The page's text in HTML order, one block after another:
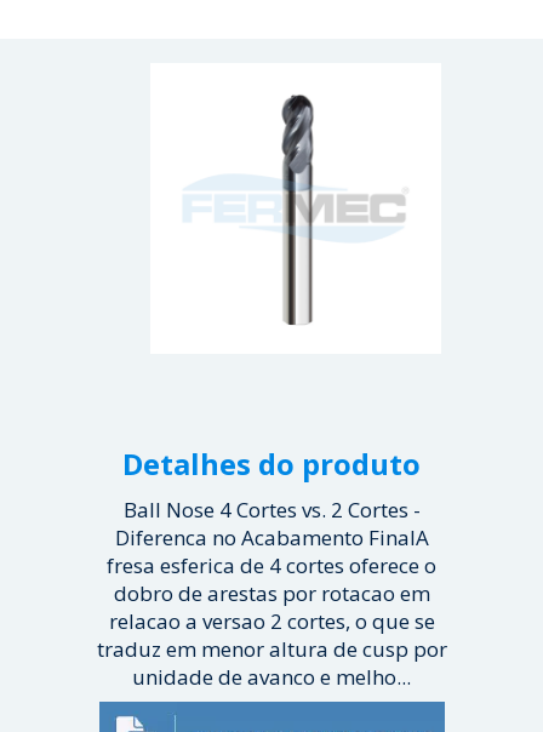
Detalhes do produto
Ball Nose 4 Cortes vs. 2 Cortes -
Diferenca no Acabamento FinalA
fresa esferica de 4 cortes oferece o
dobro de arestas por rotacao em
relacao a versao 2 cortes, o que se
traduz em menor altura de cusp por
unidade de avanco e melho...